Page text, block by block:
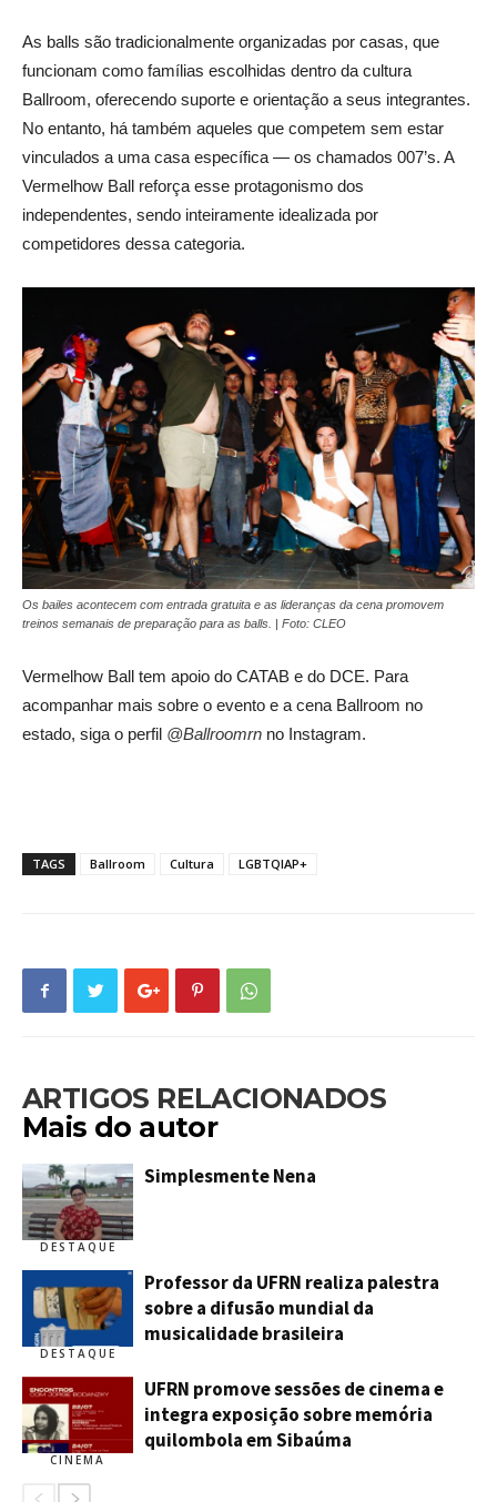
As balls são tradicionalmente organizadas por casas, que
funcionam como famílias escolhidas dentro da cultura
Ballroom, oferecendo suporte e orientação a seus integrantes.
No entanto, há também aqueles que competem sem estar
vinculados a uma casa específica — os chamados 007’s. A
Vermelhow Ball reforça esse protagonismo dos
independentes, sendo inteiramente idealizada por
competidores dessa categoria.
Os bailes acontecem com entrada gratuita e as lideranças da cena promovem
treinos semanais de preparação para as balls. | Foto: CLEO
Vermelhow Ball tem apoio do CATAB e do DCE. Para
acompanhar mais sobre o evento e a cena Ballroom no
estado, siga o perfil @Ballroomrn no Instagram.
TAGS Ballroom Cultura LGBTQIAP+
ARTIGOS RELACIONADOS
Mais do autor
DESTAQUE
Simplesmente Nena
DESTAQUE
Professor da UFRN realiza palestra
sobre a difusão mundial da
musicalidade brasileira
CINEMA
UFRN promove sessões de cinema e
integra exposição sobre memória
quilombola em Sibaúma